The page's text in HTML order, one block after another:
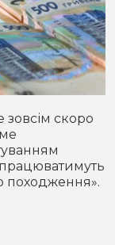
зовсім скоро
походження».